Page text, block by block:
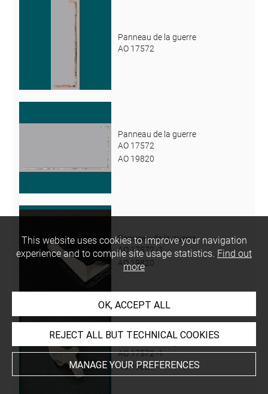
Panneau de la guerre
AO 17572
Panneau de la guerre
AO 17572
AO 19820
Panneau de la guerre
AO 17572 -1
AO 19820
AO 17572 -1
AO 19820
This website uses cookies to improve your navigation
experience and to compile site usage statistics. Find out
more
OK, ACCEPT ALL
REJECT ALL BUT TECHNICAL COOKIES
MANAGE YOUR PREFERENCES